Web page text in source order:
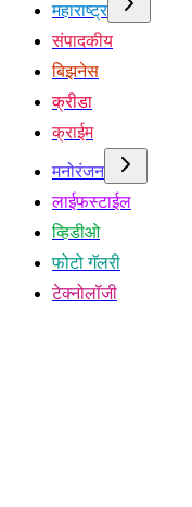
महाराष्ट्र
संपादकीय
बिझनेस
क्रीडा
क्राईम
मनोरंजन
लाईफस्टाईल
व्हिडीओ
फोटो गॅलरी
टेक्नोलॉजी